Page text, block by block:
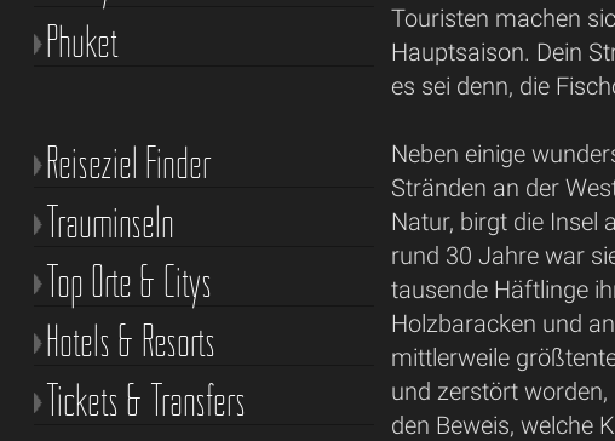
Touristen machen
Hauptsaison. Dein
es sei denn, die
Neben einige
Stränden an der
Natur, birgt die Insel
rund 30 Jahre war
tausende Häftlinge
Holzbaracken und
mittlerweile
und zerstört
den Beweis, welche
Phuket
Reiseziel Finder
Trauminseln
Top Orte & Citys
Hotels & Resorts
Tickets & Transfers